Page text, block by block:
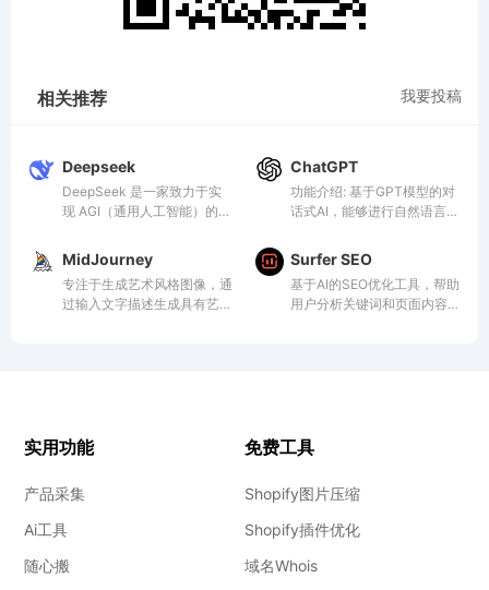
我要投稿
相关推荐
Deepseek
DeepSeek 是一家致力于实
现 AGI（通用人工智能）的中
盖以下领域：
ChatGPT
功能介绍: 基于GPT模型的对
话式AI，能够进行自然语言
MidJourney
专注于生成艺术风格图像，通
过输入文字描述生成具有艺术
Surfer SEO
基于AI的SEO优化工具，帮助
用户分析关键词和页面内容，
实用功能
产品采集
Ai工具
随心搬
免费工具
Shopify图片压缩
Shopify插件优化
域名Whois